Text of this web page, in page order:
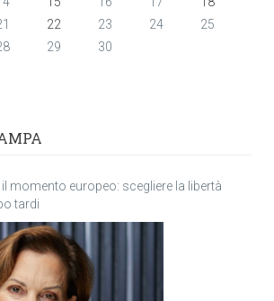
22 23 24
25
29
30
momento europeo: scegliere la libertà
tardi